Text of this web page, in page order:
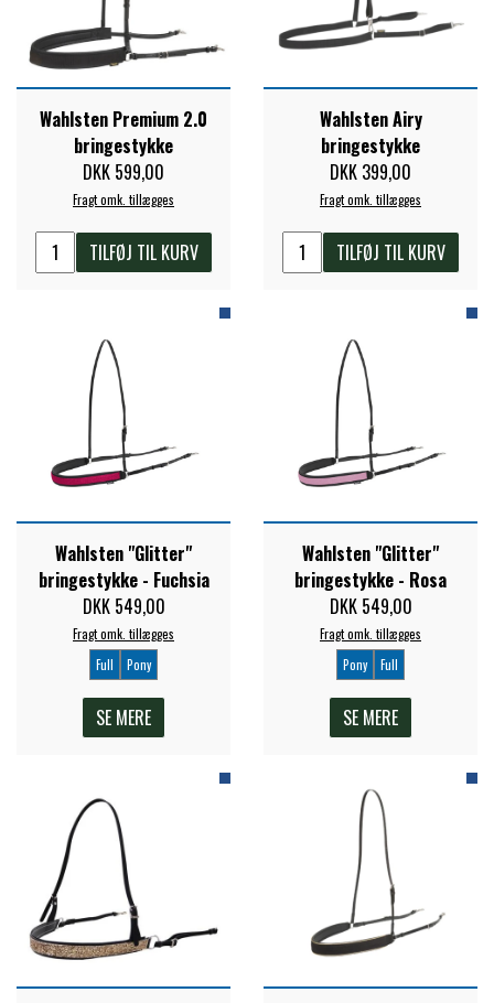
Wahlsten Premium 2.0
bringestykke
DKK 599,00
Fragt omk. tillægges
TILFØJ TIL KURV
Wahlsten Airy
bringestykke
DKK 399,00
Fragt omk. tillægges
TILFØJ TIL KURV
Wahlsten "Glitter"
bringestykke - Fuchsia
DKK 549,00
Fragt omk. tillægges
Full
Pony
SE MERE
Wahlsten "Glitter"
bringestykke - Rosa
DKK 549,00
Fragt omk. tillægges
Pony
Full
SE MERE